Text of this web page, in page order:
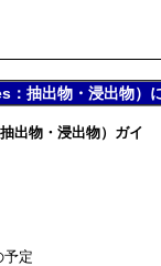
出物・浸出物）
物・浸出物）ガイ
定